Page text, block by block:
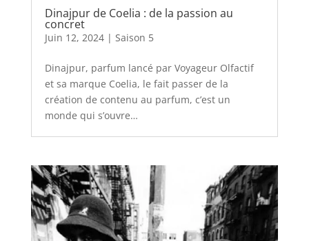
Dinajpur de Coelia : de la passion au
concret
Juin 12, 2024| Saison 5
Dinajpur, parfum lancé par Voyageur Olfactif
et sa marque Coelia, le fait passer de la
création de contenu au parfum, c’est un
monde qui s’ouvre…